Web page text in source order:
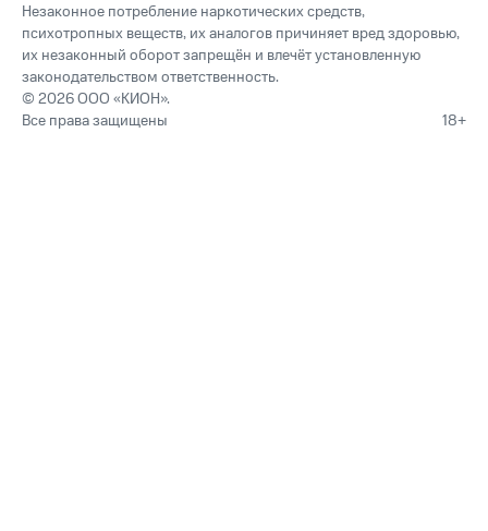
Незаконное потребление наркотических средств,
психотропных веществ, их аналогов причиняет вред здоровью,
их незаконный оборот запрещён и влечёт установленную
законодательством ответственность.
© 2026 ООО «КИОН».
Все права защищены
18+